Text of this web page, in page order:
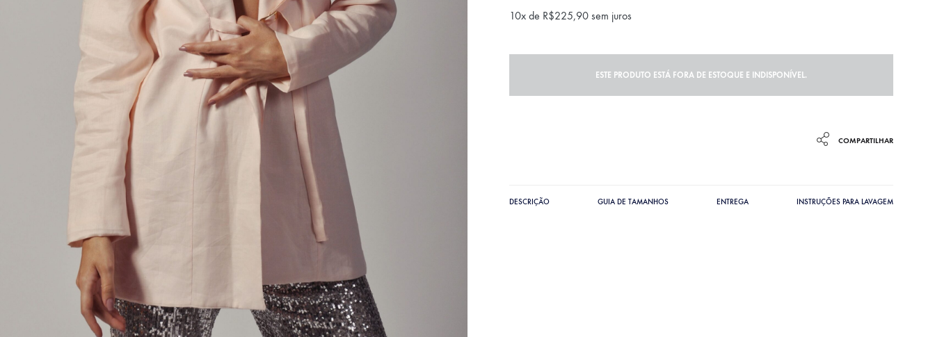
10x de R$225,90 sem juros
ESTE PRODUTO ESTÁ FORA DE ESTOQUE E INDISPONÍVEL.
COMPARTILHAR
DESCRIÇÃO GUIA DE TAMANHOS ENTREGA INSTRUÇÕES PARA LAVAGEM